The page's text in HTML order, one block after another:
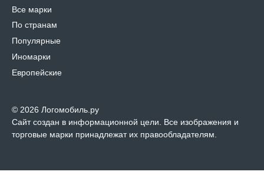
Все марки
По странам
Популярные
Иномарки
Европейские
© 2026 Логомобиль.ру
Сайт создан в информационной цели. Все изображения и
торговые марки принадлежат их правообладателям.